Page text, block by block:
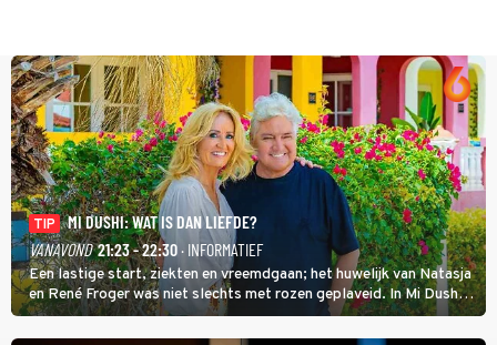
TIP
MI DUSHI: WAT IS DAN LIEFDE?
VANAVOND 21:23 - 22:30 · INFORMATIEF
Een lastige start, ziekten en vreemdgaan; het huwelijk van Natasja
en René Froger was niet slechts met rozen geplaveid. In Mi Dushi:
Wat Is Dan Liefde? neemt Wilfred Genee het showbizzkoppel mee
uit vissen om het over de liefde te hebben.